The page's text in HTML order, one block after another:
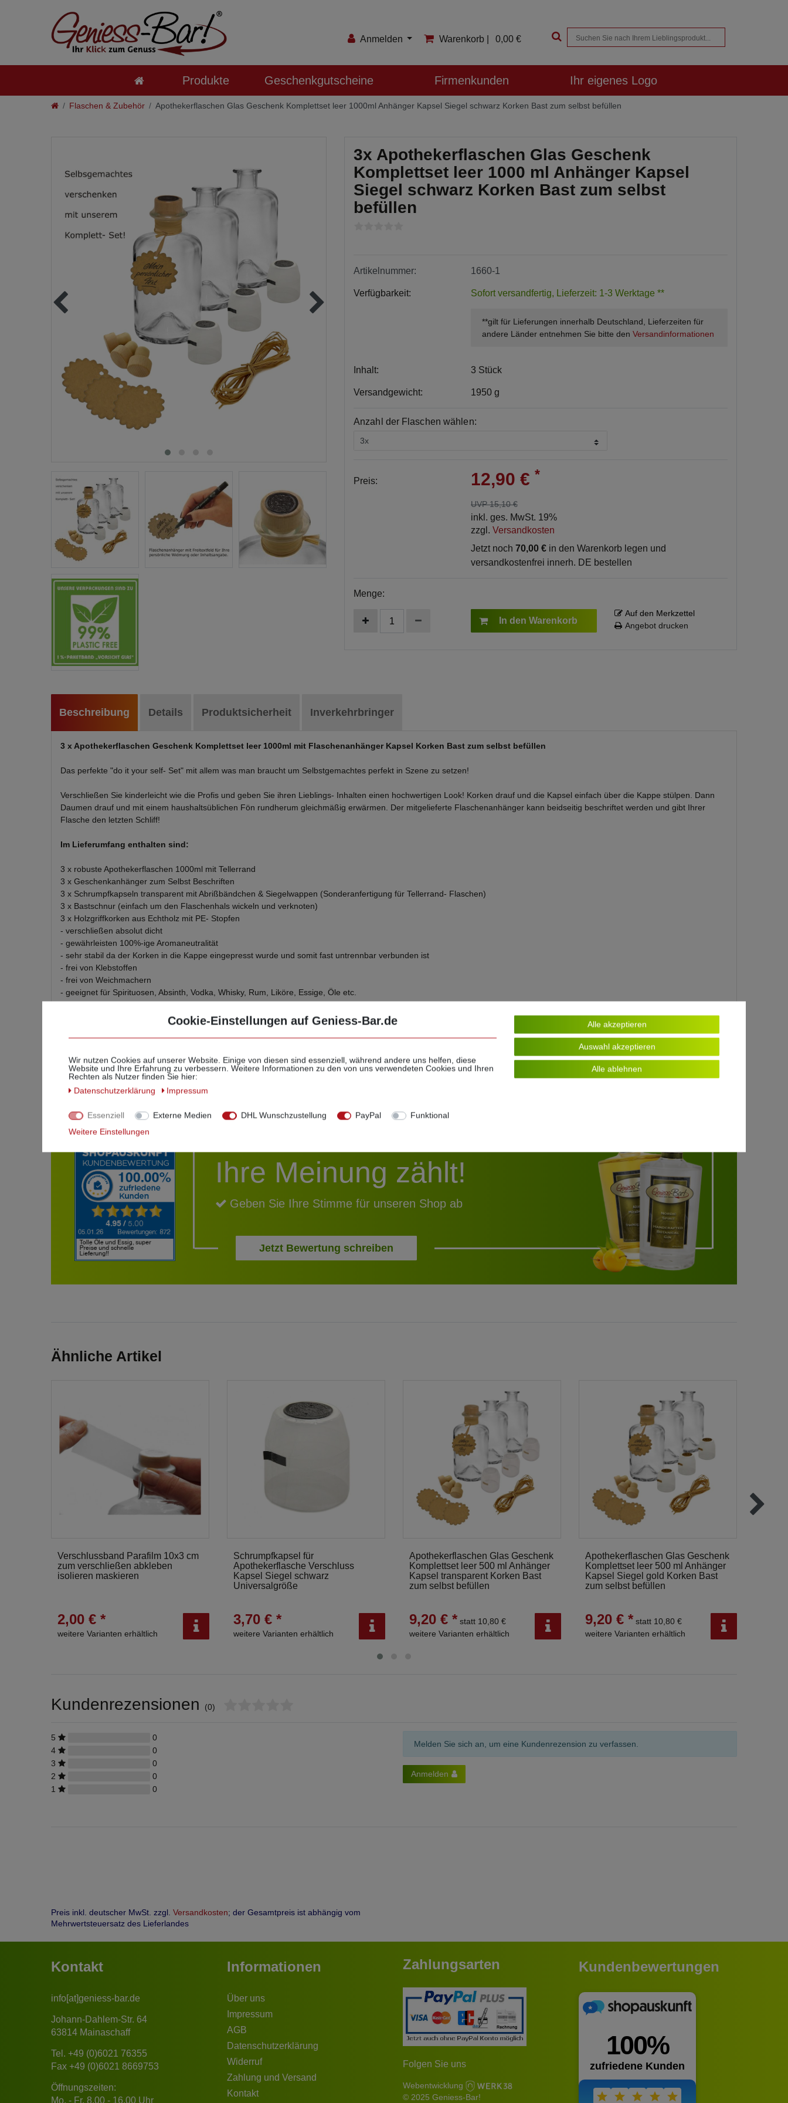
Anmelden
Registrieren
Warenkorb | 0,00 €
Produkte Geschenkgutscheine Firmenkunden Ihr eigenes Logo
Flaschen & Zubehör Apothekerflaschen Glas Geschenk Komplettset leer 1000ml Anhänger Kapsel Siegel schwarz Korken Bast zum selbst befüllen
3x Apothekerflaschen Glas Geschenk
Komplettset leer 1000 ml Anhänger Kapsel
Siegel schwarz Korken Bast zum selbst
befüllen
Artikelnummer: 1660-1
Verfügbarkeit: Sofort versandfertig, Lieferzeit: 1-3 Werktage **
**gilt für Lieferungen innerhalb Deutschland, Lieferzeiten für
andere Länder entnehmen Sie bitte den Versandinformationen
Inhalt: 3 Stück
Versandgewicht: 1950 g
Anzahl der Flaschen wählen:
Preis: 12,90 € *
UVP 15,10 €
inkl. ges. MwSt. 19%
zzgl. Versandkosten
Jetzt noch 70,00 € in den Warenkorb legen und
versandkostenfrei innerh. DE bestellen
Menge:
In den Warenkorb
Auf den Merkzettel
Angebot drucken
Beschreibung Details Produktsicherheit Inverkehrbringer
3 x Apothekerflaschen Geschenk Komplettset leer 1000ml mit Flaschenanhänger Kapsel Korken Bast zum selbst befüllen
Das perfekte "do it your self- Set" mit allem was man braucht um Selbstgemachtes perfekt in Szene zu setzen!
Verschließen Sie kinderleicht wie die Profis und geben Sie ihren Lieblings- Inhalten einen hochwertigen Look! Korken drauf und die Kapsel einfach über die Kappe stülpen. Dann
Daumen drauf und mit einem haushaltsüblichen Fön rundherum gleichmäßig erwärmen. Der mitgelieferte Flaschenanhänger kann beidseitig beschriftet werden und gibt Ihrer
Flasche den letzten Schliff!
Im Lieferumfang enthalten sind:
3 x robuste Apothekerflaschen 1000ml mit Tellerrand
3 x Geschenkanhänger zum Selbst Beschriften
3 x Schrumpfkapseln transparent mit Abrißbändchen & Siegelwappen (Sonderanfertigung für Tellerrand- Flaschen)
3 x Bastschnur (einfach um den Flaschenhals wickeln und verknoten)
3 x Holzgriffkorken aus Echtholz mit PE- Stopfen
- verschließen absolut dicht
- gewährleisten 100%-ige Aromaneutralität
- sehr stabil da der Korken in die Kappe eingepresst wurde und somit fast untrennbar verbunden ist
- frei von Klebstoffen
- frei von Weichmachern
- geeignet für Spirituosen, Absinth, Vodka, Whisky, Rum, Liköre, Essige, Öle etc.
: Flasche 199 mm / Korken 15 mm / Gesamt 214 mm
Durchmesser Boden: 103,5 mm
Farbe: weiß (Klarglas)
Ihre Meinung zählt!
Geben Sie Ihre Stimme für unseren Shop ab
Jetzt Bewertung schreiben
Ähnliche Artikel
Verschlussband Parafilm 10x3 cm
zum verschließen abkleben
isolieren maskieren
2,00 € *
weitere Varianten erhältlich
Schrumpfkapsel für
Apothekerflasche Verschluss
Kapsel Siegel schwarz
Universalgröße
3,70 € *
weitere Varianten erhältlich
Apothekerflaschen Glas Geschenk
Komplettset leer 500 ml Anhänger
Kapsel transparent Korken Bast
zum selbst befüllen
9,20 € * statt 10,80 €
weitere Varianten erhältlich
Apothekerflaschen Glas Geschenk
Komplettset leer 500 ml Anhänger
Kapsel Siegel gold Korken Bast
zum selbst befüllen
9,20 € * statt 10,80 €
weitere Varianten erhältlich
Kundenrezensionen (0)
5
0
4
0
3
0
2
0
1
0
Melden Sie sich an, um eine Kundenrezension zu verfassen.
Anmelden
Preis inkl. deutscher MwSt. zzgl. Versandkosten; der Gesamtpreis ist abhängig vom
Mehrwertsteuersatz des Lieferlandes
Kontakt
info[at]geniess-bar.de
Johann-Dahlem-Str. 64
63814 Mainaschaff
Tel. +49 (0)6021 76355
Fax +49 (0)6021 8669753
Öffnungszeiten:
Mo. - Fr. 8.00 - 16.00 Uhr
Informationen
Über uns
Impressum
AGB
Datenschutzerklärung
Widerruf
Zahlung und Versand
Kontakt
Zahlungsarten
Folgen Sie uns
Webentwicklung
© 2025 Geniess-Bar!
Kundenbewertungen
Cookie-Einstellungen auf Geniess-Bar.de
Wir nutzen Cookies auf unserer Website. Einige von diesen sind essenziell, während andere uns helfen, diese
Website und Ihre Erfahrung zu verbessern. Weitere Informationen zu den von uns verwendeten Cookies und Ihren
Rechten als Nutzer finden Sie hier:
Daten­schutz­erklärung
Impressum
Essenziell Externe Medien DHL Wunschzustellung PayPal
Funktional
Weitere Einstellungen
Alle akzeptieren
Auswahl akzeptieren
Alle ablehnen